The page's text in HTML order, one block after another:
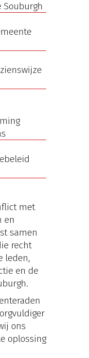
Souburgh
met
en
samen
recht
leden,
en de
ons
oplossing